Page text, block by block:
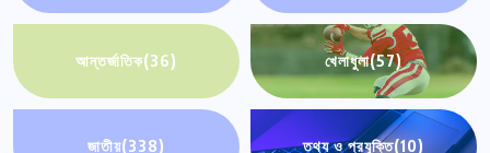
আন্তর্জাতিক(36) খেলাধুলা(57)
জাতীয়(338) তথ্য ও প্রযুক্তি(10)